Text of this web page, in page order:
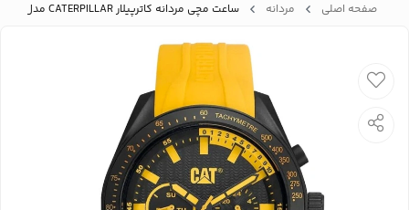
صفحه اصلی مردانه ساعت مچی مردانه کاترپیلار CATERPILLAR مدل CAT LQ.169.27.127